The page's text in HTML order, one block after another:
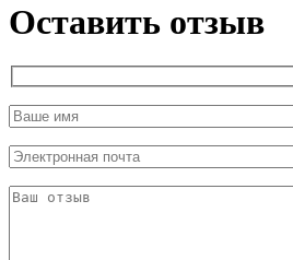
Оставить отзыв